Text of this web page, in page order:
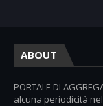
ABOUT
PORTALE DI
alcuna periodicità